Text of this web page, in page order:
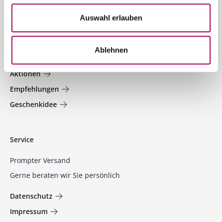
Auswahl erlauben
Ablehnen
Welt der Weine
Jetzt entdecken und profitieren!
Aktionen
Empfehlungen
Geschenkidee
Service
Prompter Versand
Gerne beraten wir Sie persönlich
Datenschutz
Impressum